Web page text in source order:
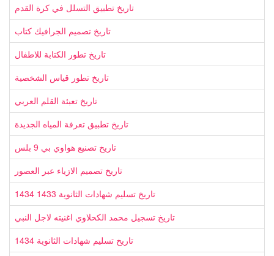
تاريخ تطبيق التسلل في كرة القدم
تاريخ تصميم الجرافيك كتاب
تاريخ تطور الكتابة للاطفال
تاريخ تطور قياس الشخصية
تاريخ تعبئة القلم العربي
تاريخ تطبيق تعرفة المياه الجديدة
تاريخ تصنيع هواوي بي 9 بلس
تاريخ تصميم الازياء عبر العصور
تاريخ تسليم شهادات الثانوية 1433 1434
تاريخ تسجيل محمد الكحلاوي اغنيته لاجل النبي
تاريخ تسليم شهادات الثانوية 1434